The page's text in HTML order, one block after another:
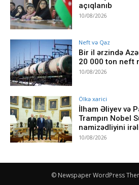
açıqlanıb
10/08/2026
Neft və Qaz
Bir il ərzində
20 000 ton neft
10/08/2026
Ölkə xarici
İlham Əliyev və
Trampın Nobel
namizədliyini
10/08/2026
© Newspaper WordPress